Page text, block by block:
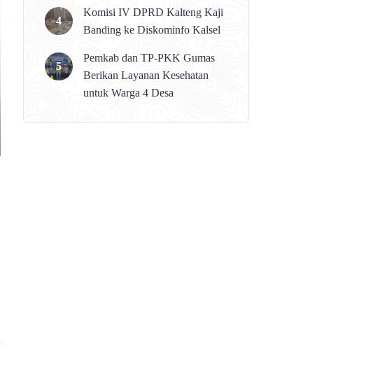
Komisi IV DPRD Kalteng Kaji
Banding ke Diskominfo Kalsel
Pemkab dan TP-PKK Gumas
Berikan Layanan Kesehatan
untuk Warga 4 Desa